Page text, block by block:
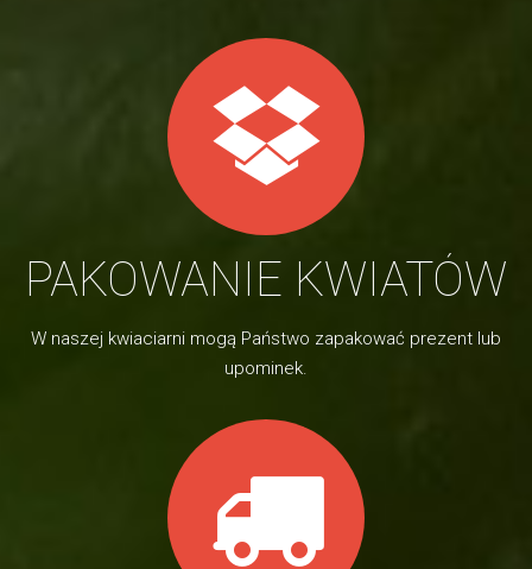
PAKOWANIE KWIATÓW
W naszej kwiaciarni mogą Państwo zapakować prezent lub
upominek.